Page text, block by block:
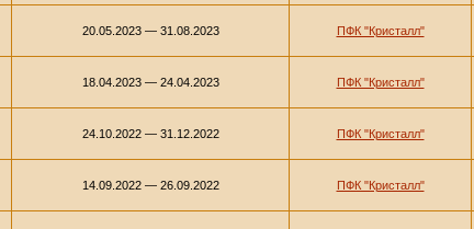
20.05.2023 — 31.08.2023 ПФК "Кристалл"
18.04.2023 — 24.04.2023 ПФК "Кристалл"
24.10.2022 — 31.12.2022 ПФК "Кристалл"
14.09.2022 — 26.09.2022 ПФК "Кристалл"